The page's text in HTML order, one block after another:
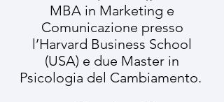
MBA in Marketing e
Comunicazione presso
l’Harvard Business School
(USA) e due Master in
Psicologia del Cambiamento.